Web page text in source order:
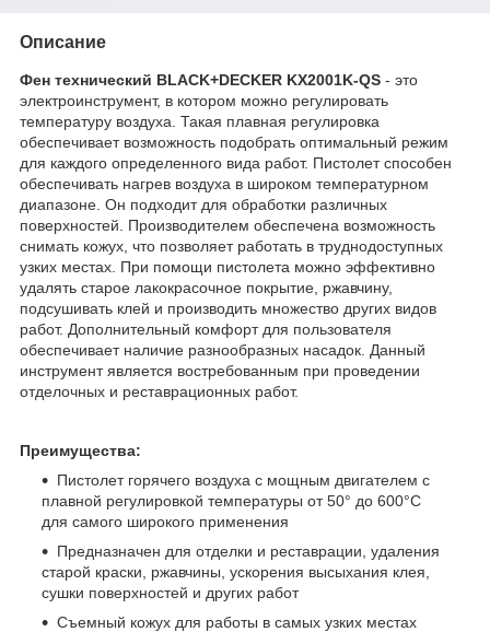
Описание
Фен технический BLACK+DECKER KX2001K-QS - это
электроинструмент, в котором можно регулировать
температуру воздуха. Такая плавная регулировка
обеспечивает возможность подобрать оптимальный режим
для каждого определенного вида работ. Пистолет способен
обеспечивать нагрев воздуха в широком температурном
диапазоне. Он подходит для обработки различных
поверхностей. Производителем обеспечена возможность
снимать кожух, что позволяет работать в труднодоступных
узких местах. При помощи пистолета можно эффективно
удалять старое лакокрасочное покрытие, ржавчину,
подсушивать клей и производить множество других видов
работ. Дополнительный комфорт для пользователя
обеспечивает наличие разнообразных насадок. Данный
инструмент является востребованным при проведении
отделочных и реставрационных работ.
Преимущества:
Пистолет горячего воздуха с мощным двигателем с
плавной регулировкой температуры от 50° до 600°С
для самого широкого применения
Предназначен для отделки и реставрации, удаления
старой краски, ржавчины, ускорения высыхания клея,
сушки поверхностей и других работ
Съемный кожух для работы в самых узких местах